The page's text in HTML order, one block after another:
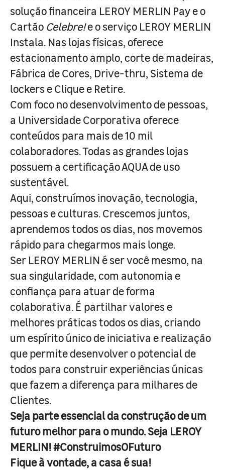
solução financeira LEROY MERLIN Pay e o
Cartão Celebre!e o serviço LEROY MERLIN
Instala. Nas lojas físicas, oferece
estacionamento amplo, corte de madeiras,
Fábrica de Cores, Drive-thru, Sistema de
lockers e Clique e Retire.
Com foco no desenvolvimento de pessoas,
a Universidade Corporativa oferece
conteúdos para mais de 10 mil
colaboradores. Todas as grandes lojas
possuem a certificação AQUA de uso
sustentável.
Aqui, construímos inovação, tecnologia,
pessoas e culturas. Crescemos juntos,
aprendemos todos os dias, nos movemos
rápido para chegarmos mais longe.
Ser LEROY MERLIN é ser você mesmo, na
sua singularidade, com autonomia e
confiança para atuar de forma
colaborativa. É partilhar valores e
melhores práticas todos os dias, criando
um espírito único de iniciativa e realização
que permite desenvolver o potencial de
todos para construir experiências únicas
que fazem a diferença para milhares de
Clientes.
Seja parte essencial da construção de um
futuro melhor para o mundo. Seja LEROY
MERLIN! #ConstruimosOFuturo
Fique à vontade, a casa é sua!